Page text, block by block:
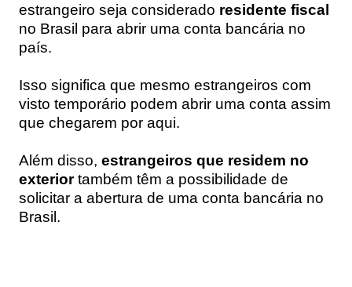
estrangeiro seja considerado residente fiscal
no Brasil para abrir uma conta bancária no
país.
Isso significa que mesmo estrangeiros com
visto temporário podem abrir uma conta assim
que chegarem por aqui.
Além disso, estrangeiros que residem no
exteriortambém têm a possibilidade de
solicitar a abertura de uma conta bancária no
Brasil.